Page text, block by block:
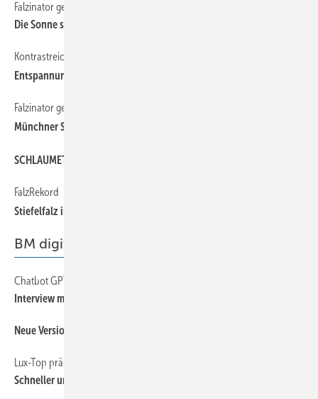
Falzinator gesucht!
Die Sonne strahlt, wo Spengler sind
Kontrastreiche Titanzinkfassade
Entspannung pur
Falzinator gesucht
Münchner Stehfalzabenteuer
SCHLAUMETALL
FalzRekord
Stiefelfalz in P erfektion
BM digital
Chatbot GPT 4 im Fachgespräch
Interview mit eine m Roboter
Neue Version von ­Bendex.web
Lux-Top präsentiert Quick-Doku-App 2.0
Schnel ler und einfacher dokumentieren